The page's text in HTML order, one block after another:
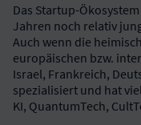
Das Startup-
Jahren noch relativ
Auch wenn die
europäischen bzw.
Israel, Frankreich,
spezialisiert und hat
KI, QuantumTech,